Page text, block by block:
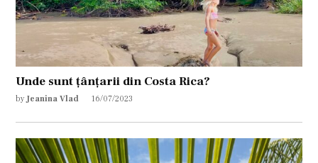
Unde sunt țânțarii din Costa Rica?
by Jeanina Vlad 16/07/2023